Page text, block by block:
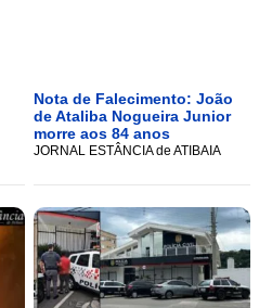
Nota de Falecimento: João
de Ataliba Nogueira Junior
morre aos 84 anos
JORNAL ESTÂNCIA de ATIBAIA